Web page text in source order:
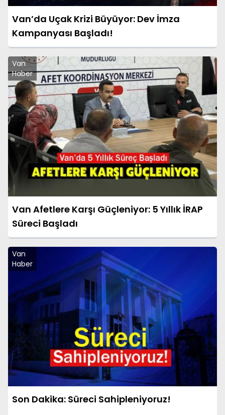
Van’da Uçak Krizi Büyüyor: Dev İmza
Kampanyası Başladı!
Van
Haber
Van Afetlere Karşı Güçleniyor: 5 Yıllık İRAP
Süreci Başladı
Van
Haber
Son Dakika: Süreci Sahipleniyoruz!